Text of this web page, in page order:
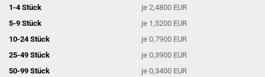
1-4 Stück
je 2,4800 EUR
5-9 Stück
je 1,5200 EUR
10-24 Stück
je 0,7900 EUR
25-49 Stück
je 0,3900 EUR
50-99 Stück
je 0,3400 EUR